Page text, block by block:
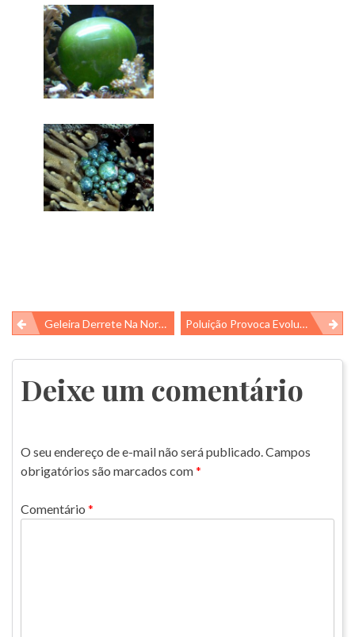
Navegação
de
Post
Geleira Derrete Na Noruega E Revela Mais De 2000 Artefatos Antigos Poluição Provoca Evolução De Bactérias Resistentes
Deixe um comentário
O seu endereço de e-mail não será publicado.Campos
obrigatórios são marcados com*
Comentário *